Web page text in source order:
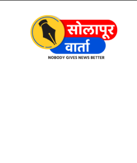
Solapur
Varta